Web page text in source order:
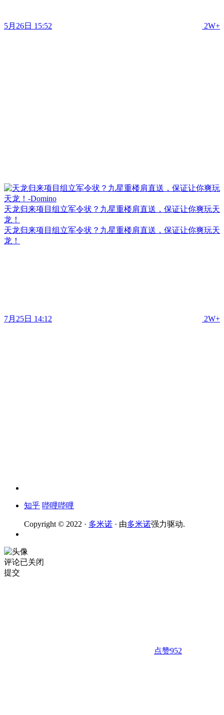
5月26日 15:52 2W+
天龙归来项目组立军令状？九星重楼肩直送，保证让你爽玩天
龙！
天龙归来项目组立军令状？九星重楼肩直送，保证让你爽玩天
龙！
7月25日 14:12 2W+
知乎 哔哩哔哩
Copyright © 2022 · 多米诺 · 由多米诺强力驱动.
评论已关闭
提交
点赞952